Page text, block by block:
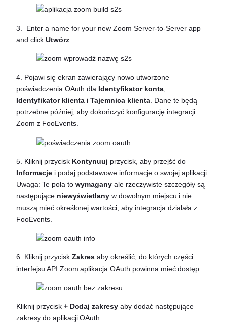
3. Enter a name for your new Zoom Server-to-Server app
and click Utwórz
4. Pojawi się ekran zawierający nowo utworzone
poświadczenia OAuth dla Identyfikator konta,
Identyfikator klienta i Tajemnica klienta. Dane te będą
potrzebne później, aby dokończyć konfigurację integracji
Zoom z FooEvents.
5. Kliknij przycisk Kontynuuj przycisk, aby przejść do
Informacje i podaj podstawowe informacje o swojej aplikacji.
Uwaga: Te pola to wymagany ale rzeczywiste szczegóły są
następujące niewyświetlany w dowolnym miejscu i nie
muszą mieć określonej wartości, aby integracja działała z
FooEvents.
6. Kliknij przycisk Zakres aby określić, do których części
interfejsu API Zoom aplikacja OAuth powinna mieć dostęp.
Kliknij przycisk + Dodaj zakresy aby dodać następujące
zakresy do aplikacji OAuth.